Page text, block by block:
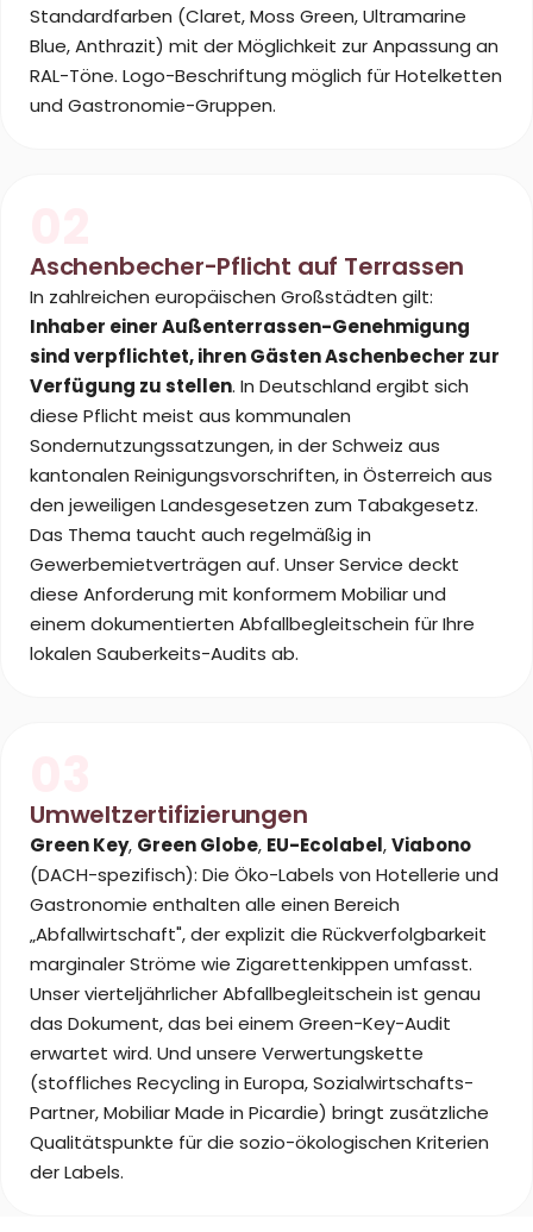
Standardfarben (Claret, Moss Green, Ultramarine
Blue, Anthrazit) mit der Möglichkeit zur Anpassung an
RAL-Töne. Logo-Beschriftung möglich für Hotelketten
und Gastronomie-Gruppen.
Aschenbecher-Pflicht auf Terrassen
In zahlreichen europäischen Großstädten gilt:
Inhaber einer Außenterrassen-Genehmigung
sind verpflichtet, ihren Gästen Aschenbecher zur
Verfügung zu stellen. In Deutschland ergibt sich
diese Pflicht meist aus kommunalen
Sondernutzungssatzungen, in der Schweiz aus
kantonalen Reinigungsvorschriften, in Österreich aus
den jeweiligen Landesgesetzen zum Tabakgesetz.
Das Thema taucht auch regelmäßig in
Gewerbemietverträgen auf. Unser Service deckt
diese Anforderung mit konformem Mobiliar und
einem dokumentierten Abfallbegleitschein für Ihre
lokalen Sauberkeits-Audits ab.
Umweltzertifizierungen
Green Key, Green Globe, EU-Ecolabel,Viabono
(DACH-spezifisch): Die Öko-Labels von Hotellerie und
Gastronomie enthalten alle einen Bereich
„Abfallwirtschaft", der explizit die Rückverfolgbarkeit
marginaler Ströme wie Zigarettenkippen umfasst.
Unser vierteljährlicher Abfallbegleitschein ist genau
das Dokument, das bei einem Green-Key-Audit
erwartet wird. Und unsere Verwertungskette
(stoffliches Recycling in Europa, Sozialwirtschafts-
Partner, Mobiliar Made in Picardie) bringt zusätzliche
Qualitätspunkte für die sozio-ökologischen Kriterien
der Labels.